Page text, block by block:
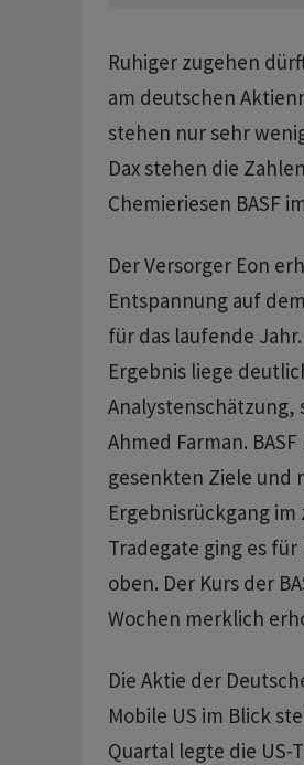
Ruhiger zugehen
am deutschen
stehen nur sehr
Dax stehen die
Chemieriesen BASF
Der Versorger Eon
Entspannung auf
für das laufende
Ergebnis liege
Analystenschätzung,
Ahmed Farman.
gesenkten Ziele und
Ergebnisrückgang
Tradegate ging es
oben. Der Kurs der
Wochen merklich
Die Aktie der
Mobile US im Blick
Quartal legte die